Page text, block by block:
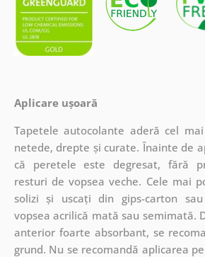
Aplicare ușoară
Tapetele autocolante aderă cel
netede, drepte și curate. Înainte de
că peretele este degresat, fără
resturi de vopsea veche. Cele mai
solizi și uscați din gips-carton
vopsea acrilică mată sau semimată.
anterior foarte absorbant, se
grund. Nu se recomandă aplicarea